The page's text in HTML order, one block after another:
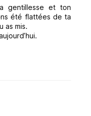
gentillesse et ton
été flattées de ta
as mis.